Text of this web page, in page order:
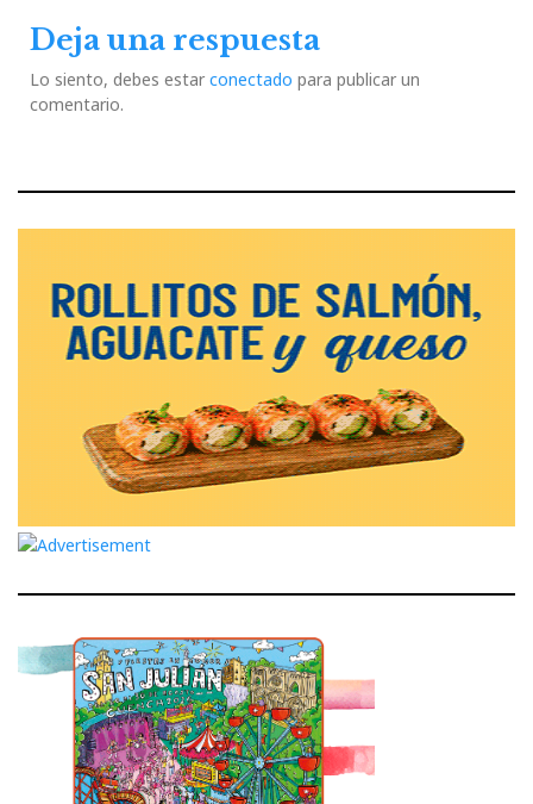
Deja una respuesta
Lo siento, debes estar conectado para publicar un
comentario.